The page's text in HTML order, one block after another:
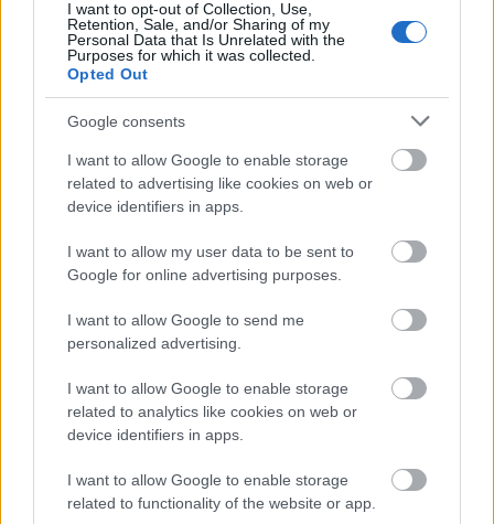
I want to opt-out of Collection, Use,
Retention, Sale, and/or Sharing of my
Personal Data that Is Unrelated with the
Purposes for which it was collected.
Opted Out
Google consents
I want to allow Google to enable storage
related to advertising like cookies on web or
device identifiers in apps.
I want to allow my user data to be sent to
Google for online advertising purposes.
I want to allow Google to send me
personalized advertising.
I want to allow Google to enable storage
related to analytics like cookies on web or
device identifiers in apps.
I want to allow Google to enable storage
related to functionality of the website or app.
átalakulás a Dulux 2026-os színeivel
színes_ötletek•2026. július 28.
Egy nyaraló mindig jó terep egy kis kísérletezésre,
hiszen teljesen más ütemben zajlik ott az élet, távol
vagyunk az általában megszokott ...